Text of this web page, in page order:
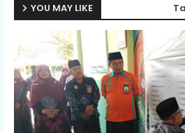
YOU MAY LIKE